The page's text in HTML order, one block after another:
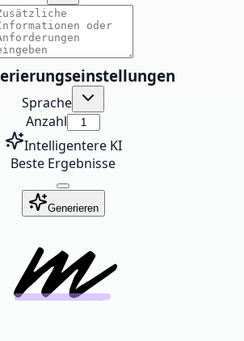
Sprache
Anzahl
Intelligentere KI
Beste Ergebnisse
Generieren